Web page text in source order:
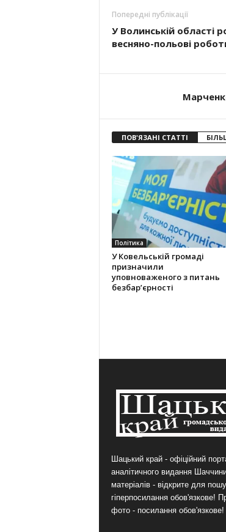
Попередні публікації
У Волинській області
весняно-польові
ПОВ'ЯЗАНІ СТАТТІ
Політика
У Ковельській громаді
призначили
уповноваженого з питань
безбар’єрності
Шацький край - офіційний
аналітичного видання
матеріалів - відкрите для
гіперпосилання обов'язкове!
фото - посилання обов'язкове!